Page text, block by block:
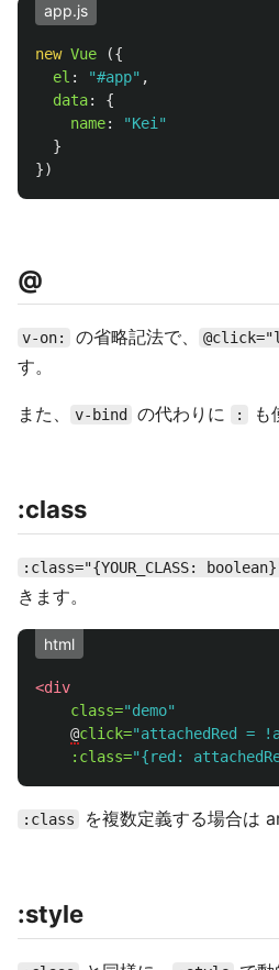
app.js
new Vue
({
el : "#app" ,
data:
{
name: "Kei "
}
})
@
v-on: の省略記法で、
す。
また、 v-bind の代わりに : も
:class
:class="{YOUR_CLASS:
きます。
html
<div
class="demo"
@click="attachedRed =
:class="{red:
:class を複数定義する場合は
:style